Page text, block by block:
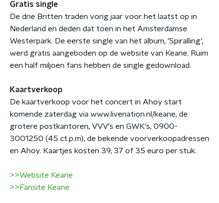
Gratis single
De drie Britten traden vorig jaar voor het laatst op in
Nederland en deden dat toen in het Amsterdamse
Westerpark. De eerste single van het album, 'Spiralling',
werd gratis aangeboden op de website van Keane. Ruim
een half miljoen fans hebben de single gedownload.
Kaartverkoop
De kaartverkoop voor het concert in Ahoy start
komende zaterdag via www.livenation.nl/keane, de
grotere postkantoren, VVV's en GWK's, 0900-
3001250 (45 ct.p.m), de bekende voorverkoopadressen
en Ahoy. Kaartjes kosten 39, 37 of 35 euro per stuk.
>>Website Keane
>>Fansite Keane